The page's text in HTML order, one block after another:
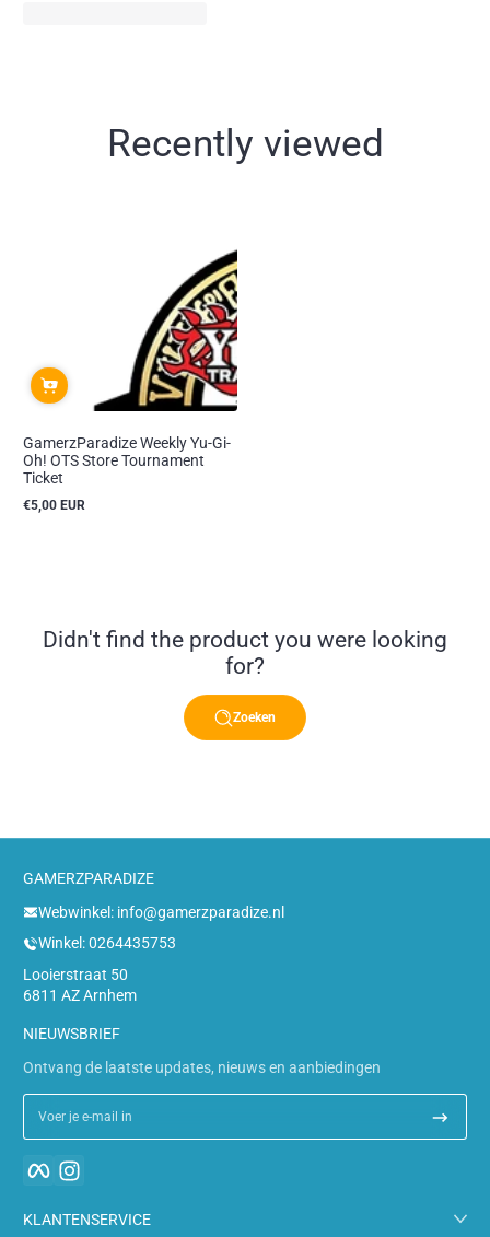
Recently viewed
GamerzParadize Weekly Yu-Gi-
Oh! OTS Store Tournament
Ticket
Reguliere
€5,00 EUR
Didn't find the product you were looking
for?
Zoeken
GAMERZPARADIZE
Webwinkel: info@gamerzparadize.nl
Winkel: 0264435753
Looierstraat 50
6811 AZ Arnhem
NIEUWSBRIEF
Ontvang de laatste updates, nieuws en aanbiedingen
Voer je e-mail in
Facebook
KLANTENSERVICE